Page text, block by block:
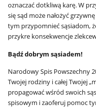
oznaczać dotkliwą karę. W
się sąd może nałożyć
tym przypomnieć sąsiadom,
przykre konsekwencje
Bądź dobrym sąsiadem!
Narodowy Spis Powszechny
Twojej rodziny i całej Twojej
propagować wśród swoich
spisowym i zaoferuj pomoc